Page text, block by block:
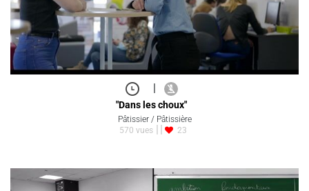
"Dans les choux"
Pâtissier / Pâtissière
570 vues
23